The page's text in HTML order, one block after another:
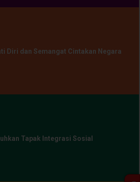
Diri dan Semangat Cintakan Negara
Tapak Integrasi Sosial